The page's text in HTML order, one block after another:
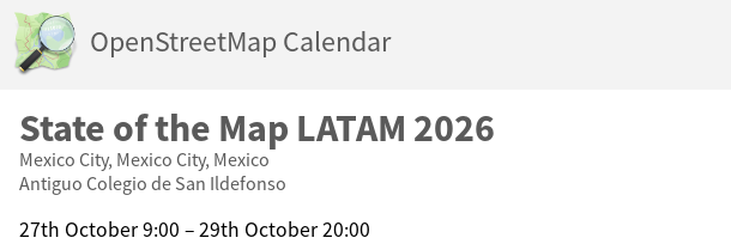
OpenStreetMap Calendar
State of the Map LATAM 2026
Mexico City, Mexico City, Mexico
Antiguo Colegio de San Ildefonso
27th October 9:00 – 29th October 20:00